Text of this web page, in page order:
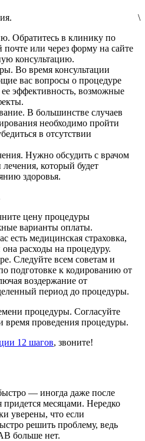
\
Обратитесь в клинику по
почте или через форму на сайте
консультацию.
Во время консультации
вас вопросы о процедуре
эффективность, возможные
В большинстве случаев
необходимо пройти
в отсутствии
Нужно обсудить с врачом
который будет
здоровья.
цену процедуры
варианты оплаты.
есть медицинская страховка,
расходы на процедуру.
Следуйте всем советам и
подготовке к кодированию от
воздержание от
период до процедуры.
процедуры. Согласуйте
время проведения процедуры.
12 шагов, звоните!
— иногда даже после
месяцами. Нередко
уверены, что если
решить проблему, ведь
больше нет.